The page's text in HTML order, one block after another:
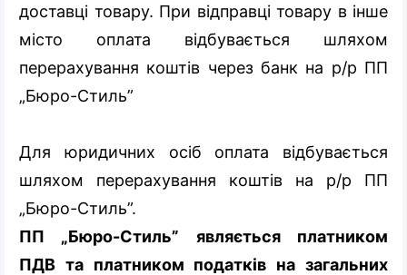
доставці товару. При відправці товару в інше
місто оплата відбувається шляхом
перерахування коштів через банк на р/р ПП
„Бюро-Стиль”
Для юридичних осіб оплата відбувається
шляхом перерахування коштів на р/р ПП
„Бюро-Стиль”.
ПП „Бюро-Стиль” являється платником
ПДВ та платником податків на загальних